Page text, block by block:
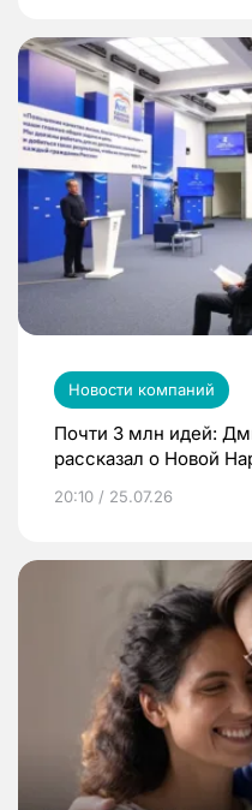
Новости компаний
Почти 3 млн идей:
рассказал о Новой
20:10 / 25.07.26